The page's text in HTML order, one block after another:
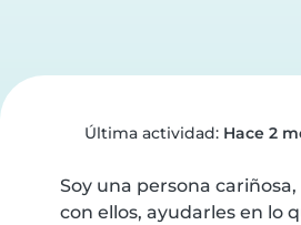
Última actividad: Hace 2
Soy una persona
con ellos, ayudarles en lo